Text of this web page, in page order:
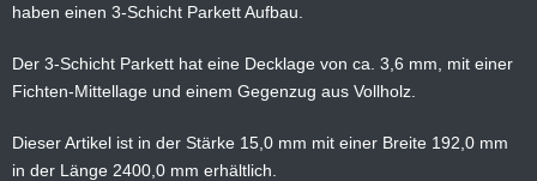
haben einen 3-Schicht Parkett Aufbau.
Der 3-Schicht Parkett hat eine Decklage von ca. 3,6 mm, mit einer
Fichten-Mittellage und einem Gegenzug aus Vollholz.
Dieser Artikel ist in der Stärke 15,0 mm mit einer Breite 192,0 mm
in der Länge 2400,0 mm erhältlich.